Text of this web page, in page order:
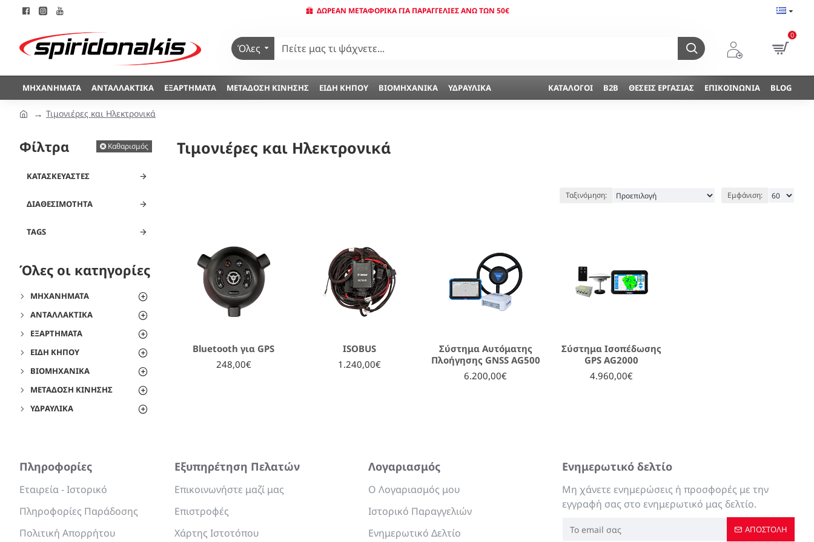
ΔΩΡΕΆΝ ΜΕΤΑΦΟΡΙΚΆ ΓΙΑ ΠΑΡΑΓΓΕΛΊΕΣ ΆΝΩ ΤΩΝ 50€
Όλες
0
ΜΗΧΑΝΉΜΑΤΑ ΑΝΤΑΛΛΑΚΤΙΚΆ ΕΞΑΡΤΉΜΑΤΑ ΜΕΤΆΔΟΣΗ ΚΊΝΗΣΗΣ ΕΊΔΗ ΚΉΠΟΥ ΒΙΟΜΗΧΑΝΙΚΆ ΥΔΡΑΥΛΙΚΆ ΚΑΤΆΛΟΓΟΙ B2B ΘΈΣΕΙΣ ΕΡΓΑΣΊΑΣ ΕΠΙΚΟΙΝΩΝΊΑ BLOG
Τιμονιέρες και Ηλεκτρονικά
Φίλτρα Καθαρισμός
ΚΑΤΑΣΚΕΥΑΣΤΈΣ
TAGS
ΔΙΑΘΕΣΙΜΌΤΗΤΑ
Όλες οι κατηγορίες
ΜΗΧΑΝΉΜΑΤΑ
ΑΝΤΑΛΛΑΚΤΙΚΆ
ΕΞΑΡΤΉΜΑΤΑ
ΕΊΔΗ ΚΉΠΟΥ
ΒΙΟΜΗΧΑΝΙΚΆ
ΜΕΤΆΔΟΣΗ ΚΊΝΗΣΗΣ
ΥΔΡΑΥΛΙΚΆ
Τιμονιέρες και Ηλεκτρονικά
Ταξινόμηση: Εμφάνιση:
Bluetooth για GPS
248,00€
ISOBUS
1.240,00€
Σύστημα Αυτόματης
Πλοήγησης GNSS AG500
6.200,00€
Σύστημα Ισοπέδωσης
GPS AG2000
4.960,00€
Πληροφορίες
Εταιρεία - Ιστορικό
Πληροφορίες Παράδοσης
Πολιτική Απορρήτου
Εξυπηρέτηση Πελατών
Επικοινωνήστε μαζί μας
Επιστροφές
Χάρτης Ιστοτόπου
Λογαριασμός
Ο Λογαριασμός μου
Ιστορικό Παραγγελιών
Ενημερωτικό Δελτίο
Ενημερωτικό δελτίο
Μη χάνετε ενημερώσεις ή προσφορές με την
εγγραφή σας στο ενημερωτικό μας δελτίο.
ΑΠΟΣΤΟΛΉ